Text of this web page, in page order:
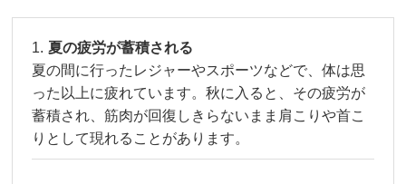
夏の疲労が蓄積される
夏の間に行ったレジャーやスポーツなどで、体は思
った以上に疲れています。秋に入ると、その疲労が
蓄積され、筋肉が回復しきらないまま肩こりや首こ
りとして現れることがあります。